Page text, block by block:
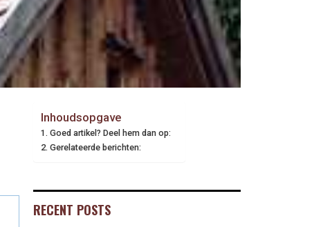
Inhoudsopgave
Goed artikel? Deel hem dan op:
Gerelateerde berichten:
RECENT POSTS